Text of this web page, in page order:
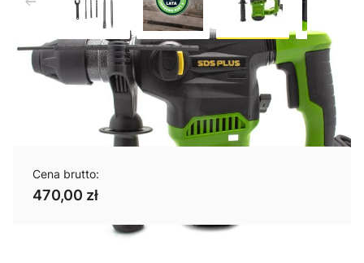
Młot udarowo-obrotowy SDS-
Plus Procraft BH2250
Cena brutto:
470,00 zł